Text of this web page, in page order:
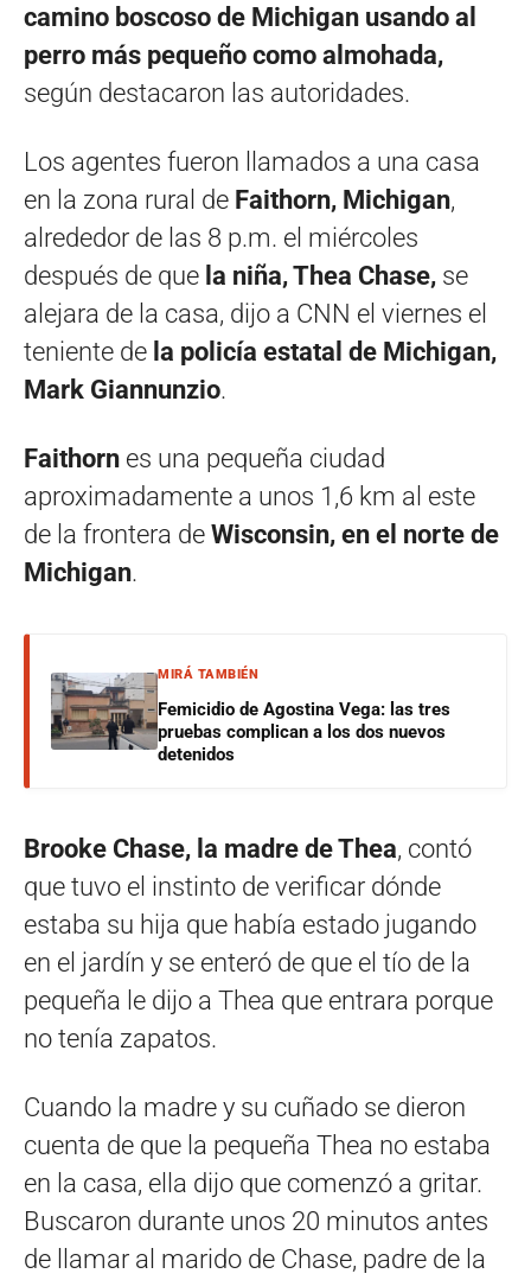
camino boscoso de Michigan usando al
perro más pequeño como almohada,
según destacaron las autoridades.
Los agentes fueron llamados a una casa
en la zona rural de Faithorn, Michigan,
alrededor de las 8 p.m. el miércoles
después de que la niña, Thea Chase, se
alejara de la casa, dijo a CNN el viernes el
teniente de la policía estatal de Michigan,
Mark Giannunzio.
Faithorn es una pequeña ciudad
aproximadamente a unos 1,6 km al este
de la frontera de Wisconsin, en el norte de
Michigan.
MIRÁ TAMBIÉN
Femicidio de Agostina Vega: las tres
pruebas complican a los dos nuevos
detenidos
Brooke Chase, la madre de Thea, contó
que tuvo el instinto de verificar dónde
estaba su hija que había estado jugando
en el jardín y se enteró de que el tío de la
pequeña le dijo a Thea que entrara porque
no tenía zapatos.
Cuando la madre y su cuñado se dieron
cuenta de que la pequeña Thea no estaba
en la casa, ella dijo que comenzó a gritar.
Buscaron durante unos 20 minutos antes
de llamar al marido de Chase, padre de la